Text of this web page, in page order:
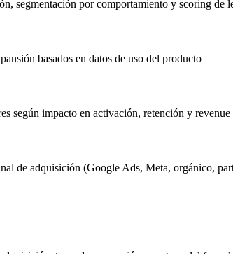
segmentación por comportamiento y scoring de
basados en datos de uso del producto
según impacto en activación, retención y revenue
de adquisición (Google Ads, Meta, orgánico,